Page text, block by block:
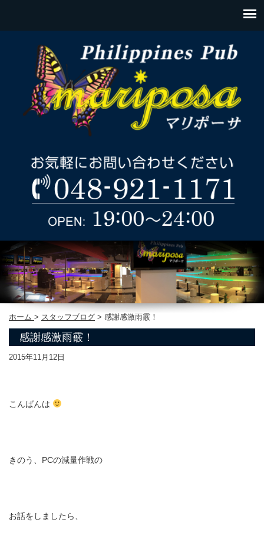
ホーム > スタッフブログ > 感謝感激雨霰！
感謝感激雨霰！
2015年11月12日
こんばんは
きのう、PCの減量作戦の
お話をしましたら、